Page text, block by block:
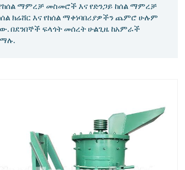
ማምረቻ መስመሮች እና የድንጋይ ከሰል ማምረቻ
ክሬሸር እና የከሰል ማቀነባበሪያዎችን ጨምሮ ሁሉም
በደንበኞች ፍላጎት መሰረት ሁልጊዜ ከአምራች